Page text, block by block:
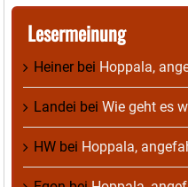
Lesermeinung
Heinerbei Hoppala,
Landei bei Wie geht es
HW bei Hoppala,